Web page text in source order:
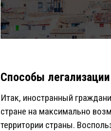
Способы
Итак, иностранный
стране на максимально
территории страны.